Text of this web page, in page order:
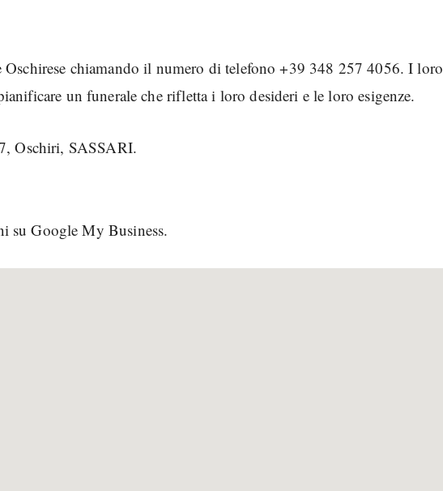
Oschirese chiamando il numero di telefono +39 348 257 4056. I loro
un funerale che rifletta i loro desideri e le loro esigenze.
Oschiri, SASSARI.
su Google My Business.